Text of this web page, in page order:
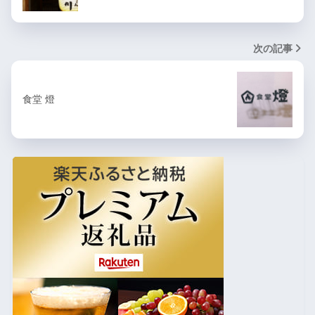
次の記事
食堂 燈